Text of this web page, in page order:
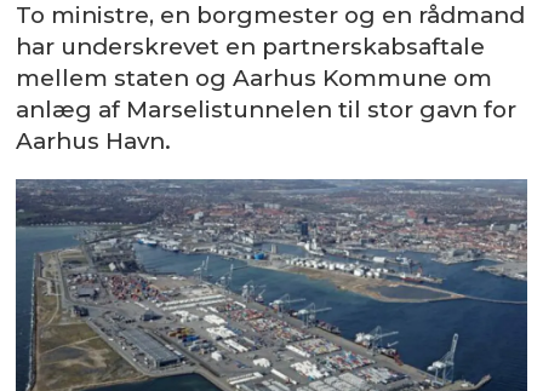
To ministre, en borgmester og en rådmand
har underskrevet en partnerskabsaftale
mellem staten og Aarhus Kommune om
anlæg af Marselistunnelen til stor gavn for
Aarhus Havn.